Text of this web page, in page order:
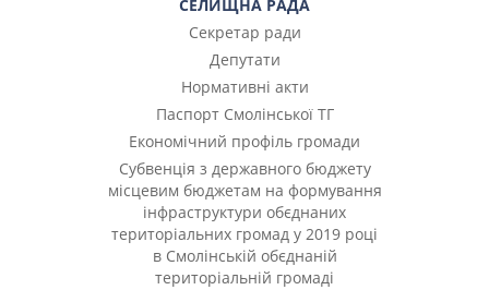
СЕЛИЩНА РАДА
Секретар ради
Депутати
Нормативні акти
Паспорт Смолінської ТГ
Економічний профіль громади
Субвенція з державного бюджету
місцевим бюджетам на формування
інфраструктури обєднаних
територіальних громад у 2019 році
в Смолінській обєднаній
територіальній громаді